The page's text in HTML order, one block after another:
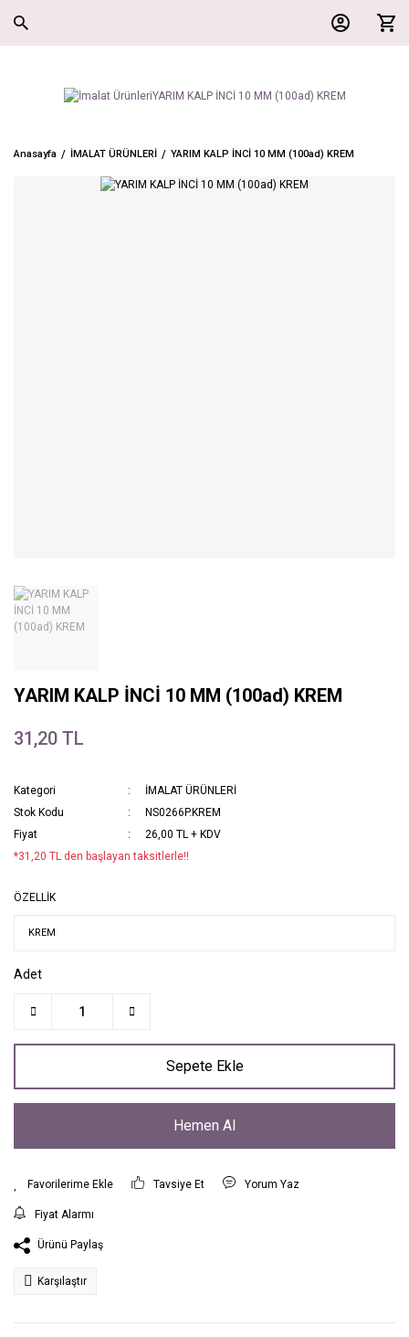
Anasayfa İMALAT ÜRÜNLERİ YARIM KALP İNCİ 10 MM (100ad) KREM
YARIM KALP İNCİ 10 MM (100ad) KREM
31,20 TL
Kategori
İMALAT ÜRÜNLERİ
Stok Kodu
NS0266P.KREM
Fiyat
26,00 TL + KDV
*31,20 TL den başlayan taksitlerle!!
ÖZELLİK
Adet
Sepete Ekle
Hemen Al
Tavsiye Et Yorum Yaz
Fiyat Alarmı
Ürünü Paylaş
Karşılaştır